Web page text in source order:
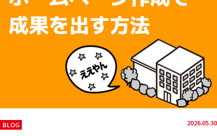
BLOG 2026.05.30